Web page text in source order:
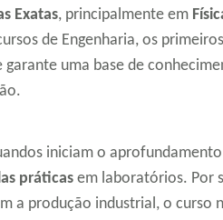
Exatas, principalmente em
de Engenharia, os
garante uma base de
iniciam o
práticas em laboratórios. Por
a produção industrial, o curso